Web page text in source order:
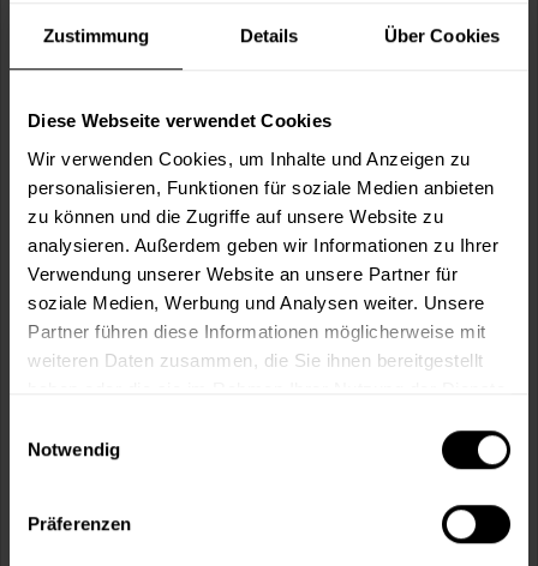
Zustimmung Details Über Cookies
Diese Webseite verwendet Cookies
Wir verwenden Cookies, um Inhalte und Anzeigen zu
personalisieren, Funktionen für soziale Medien anbieten
zu können und die Zugriffe auf unsere Website zu
analysieren. Außerdem geben wir Informationen zu Ihrer
Verwendung unserer Website an unsere Partner für
soziale Medien, Werbung und Analysen weiter. Unsere
Partner führen diese Informationen möglicherweise mit
weiteren Daten zusammen, die Sie ihnen bereitgestellt
Notwendig
Präferenzen
Verbrauch berechnen
In denWarenkorb